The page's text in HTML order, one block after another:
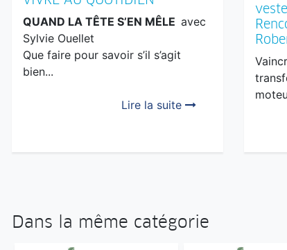
QUAND LA TÊTE S’EN MÊLE avec
Sylvie Ouellet
Que faire pour savoir s’il s’agit
bien...
Lire la suite
Dans la même catégorie